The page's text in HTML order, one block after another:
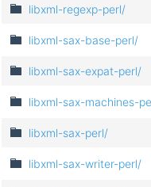
libxml-regexp-perl/
libxml-sax-base-perl/
libxml-sax-expat-perl/
libxml-sax-machines-
libxml-sax-perl/
libxml-sax-writer-perl/